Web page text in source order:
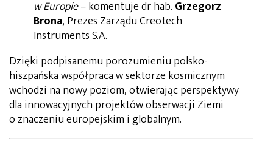
w Europie– komentuje dr hab. Grzegorz
Brona, Prezes Zarządu Creotech
Instruments S.A.
Dzięki podpisanemu porozumieniu polsko-
hiszpańska współpraca w sektorze kosmicznym
wchodzi na nowy poziom, otwierając perspektywy
dla innowacyjnych projektów obserwacji Ziemi
o znaczeniu europejskim i globalnym.